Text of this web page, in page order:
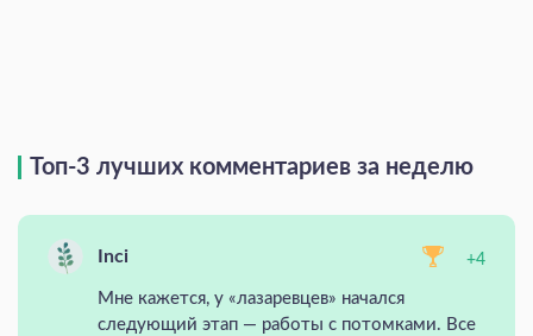
Топ-3 лучших комментариев за неделю
Inci +4
Мне кажется, у «лазаревцев» начался
следующий этап — работы с потомками. Все